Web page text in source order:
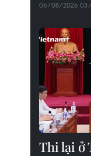
06/08/2026
Thi lại ở